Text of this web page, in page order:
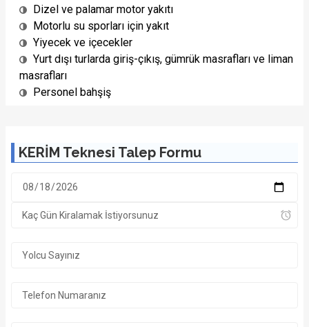
Dizel ve palamar motor yakıtı
Motorlu su sporları için yakıt
Yiyecek ve içecekler
Yurt dışı turlarda giriş-çıkış, gümrük masrafları ve liman
masrafları
Personel bahşiş
KERİM Teknesi Talep Formu